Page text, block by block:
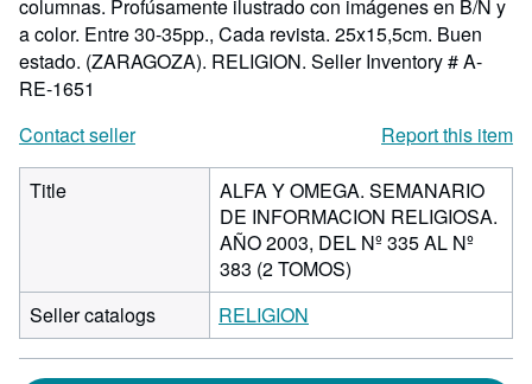
columnas. Profúsamente ilustrado con imágenes en B/N y
a color. Entre 30-35pp., Cada revista. 25x15,5cm. Buen
estado. (ZARAGOZA). RELIGION. Seller Inventory # A-
RE-1651
Contact seller
Report this item
Title
ALFA Y OMEGA. SEMANARIO
DE INFORMACION RELIGIOSA.
AÑO 2003, DEL Nº 335 AL Nº
383 (2 TOMOS)
Seller catalogs
RELIGION